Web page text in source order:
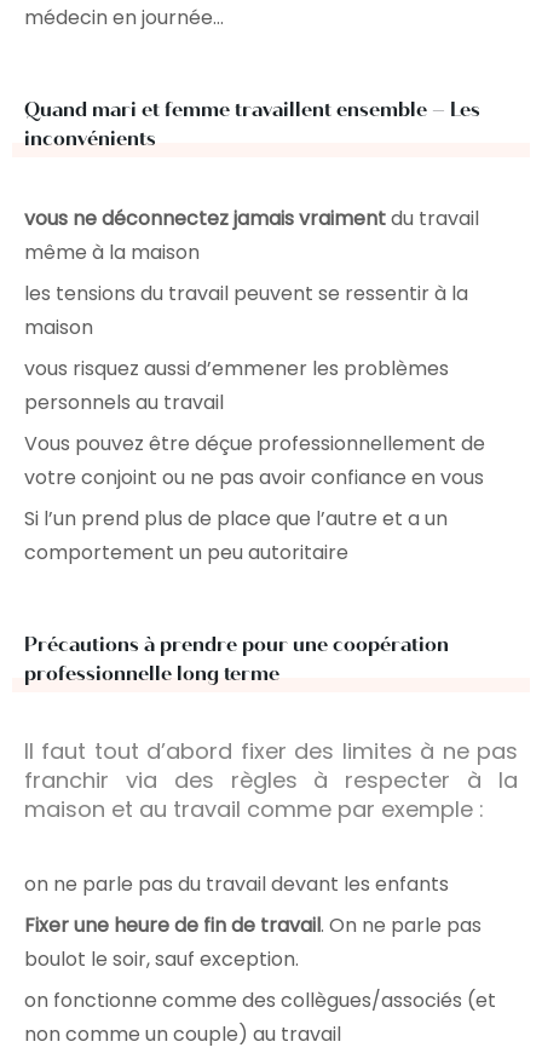
médecin en journée…
Quand mari et femme travaillent ensemble – Les
inconvénients
vous ne déconnectez jamais vraimentdu travail
même à la maison
les tensions du travail peuvent se ressentir à la
maison
vous risquez aussi d’emmener les problèmes
personnels au travail
Vous pouvez être déçue professionnellement de
votre conjoint ou ne pas avoir confiance en vous
Si l’un prend plus de place que l’autre et a un
comportement un peu autoritaire
Précautions à prendre pour une coopération
professionnelle long terme
Il faut tout d’abord fixer des limites à ne pas
franchir via des règles à respecter à la
maison et au travail comme par exemple :
on ne parle pas du travail devant les enfants
Fixer une heure de fin de travail. On ne parle pas
boulot le soir, sauf exception.
on fonctionne comme des collègues/associés (et
non comme un couple) au travail